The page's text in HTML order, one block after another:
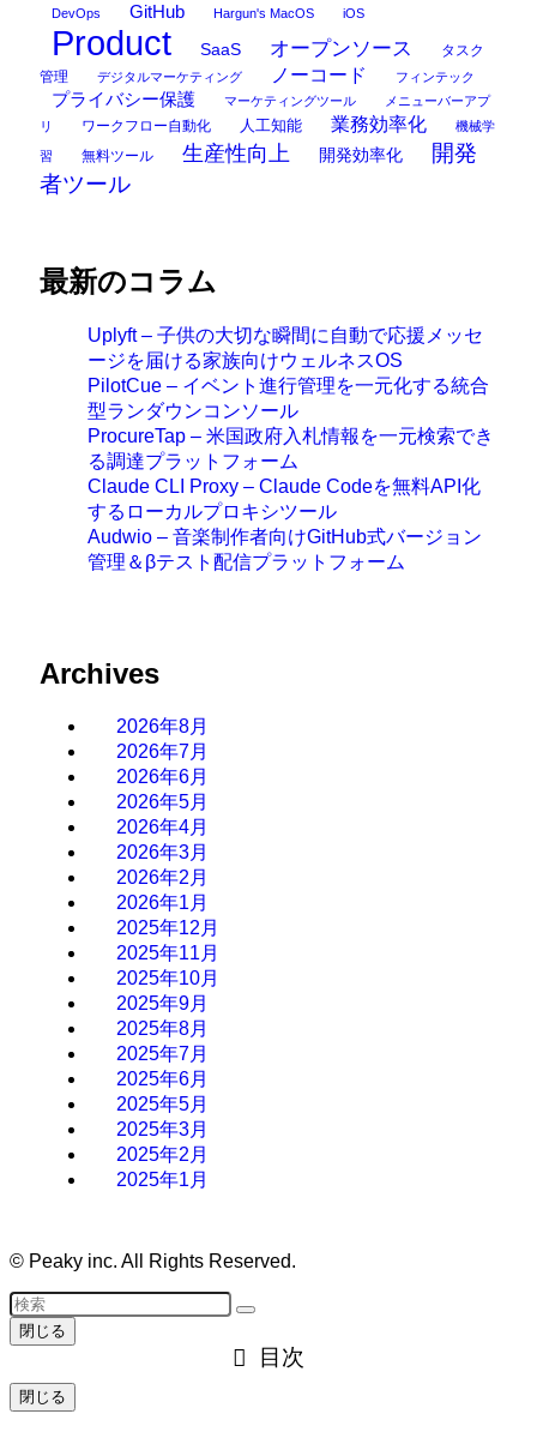
DevOps GitHub Hargun's MacOS iOS
Product SaaS オープンソース
タスク
管理
デジタルマーケティング ノーコード フィンテック
プライバシー保護 マーケティングツール
メニューバーアプ
リ
ワークフロー自動化 人工知能 業務効率化 機械学
習 無料ツール 生産性向上 開発効率化
開発
者ツール
最新のコラム
Uplyft – 子供の大切な瞬間に自動で応援メッセ
ージを届ける家族向けウェルネスOS
PilotCue – イベント進行管理を一元化する統合
型ランダウンコンソール
ProcureTap – 米国政府入札情報を一元検索でき
る調達プラットフォーム
Claude CLI Proxy – Claude Codeを無料API化
するローカルプロキシツール
Audwio – 音楽制作者向けGitHub式バージョン
管理＆βテスト配信プラットフォーム
Archives
2026年8月
2026年7月
2026年6月
2026年5月
2026年4月
2026年3月
2026年2月
2026年1月
2025年12月
2025年11月
2025年10月
2025年9月
2025年8月
2025年7月
2025年6月
2025年5月
2025年3月
2025年2月
2025年1月
© Peaky inc. All Rights Reserved.
閉じる
目次
閉じる